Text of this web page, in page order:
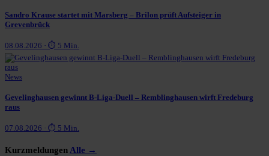
Sandro Krause startet mit Marsberg – Brilon prüft Aufsteiger in
Grevenbrück
08.08.2026 · ⏱ 5 Min.
News
Gevelinghausen gewinnt B-Liga-Duell – Remblinghausen wirft Fredeburg
raus
07.08.2026 · ⏱ 5 Min.
Kurzmeldungen Alle →